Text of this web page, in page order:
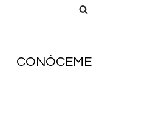
CONÓCEME